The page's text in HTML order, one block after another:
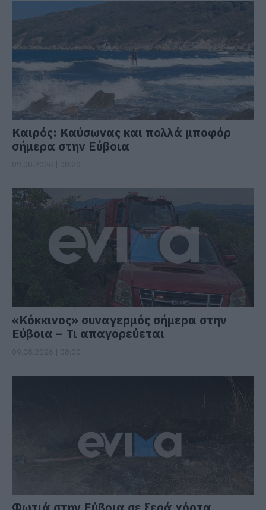
Καιρός: Καύσωνας και πολλά μποφόρ
σήμερα στην Εύβοια
«Κόκκινος» συναγερμός σήμερα στην
Εύβοια – Τι απαγορεύεται